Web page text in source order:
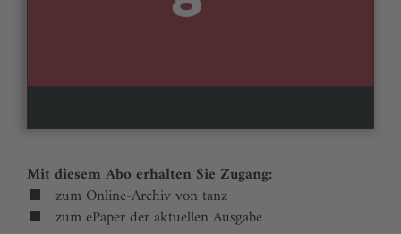
Mit diesem Abo erhalten Sie Zugang:
zum Online-Archiv von tanz
zum ePaper der aktuellen Ausgabe